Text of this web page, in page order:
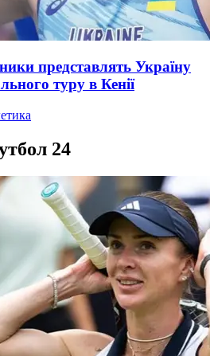
представлять Україну
туру в Кенії
24